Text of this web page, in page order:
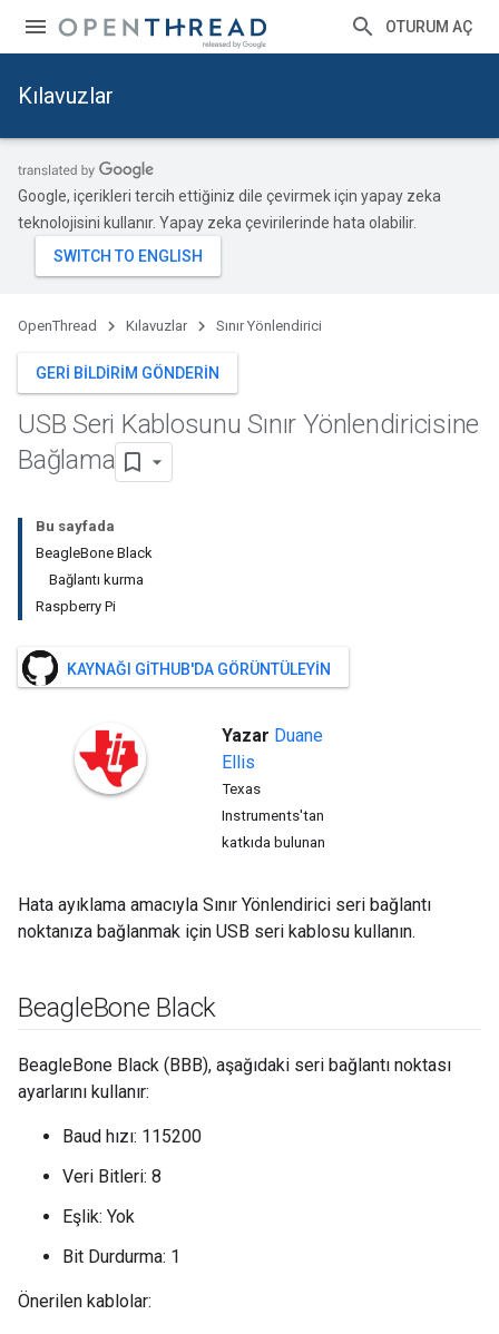
OTURUM AÇ
Kılavuzlar
Google, içerikleri tercih ettiğiniz dile çevirmek için yapay zeka
teknolojisini kullanır. Yapay zeka çevirilerinde hata olabilir.
OpenThread Kılavuzlar Sınır Yönlendirici
GERI BILDIRIM GÖNDERIN
USB Seri Kablosunu Sınır Yönlendiricisine
Bağlama
Bu sayfada
BeagleBone Black
Bağlantı kurma
Raspberry Pi
KAYNAĞI GITHUB'DA GÖRÜNTÜLEYIN
Yazar Duane
Ellis
Texas
Instruments'tan
katkıda bulunan
Hata ayıklama amacıyla Sınır Yönlendirici seri bağlantı
noktanıza bağlanmak için USB seri kablosu kullanın.
BeagleBone Black
BeagleBone Black (BBB), aşağıdaki seri bağlantı noktası
ayarlarını kullanır:
Baud hızı: 115200
Veri Bitleri: 8
Eşlik: Yok
Bit Durdurma: 1
Önerilen kablolar: